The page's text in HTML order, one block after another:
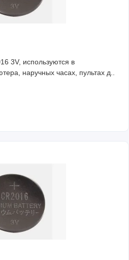
3V, используются в
наручных часах, пультах д..